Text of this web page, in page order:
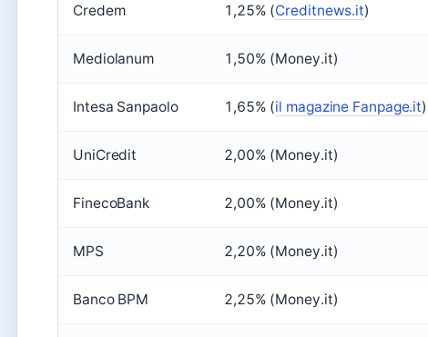
Credem 1,25% (Creditnews.it)
Mediolanum 1,50% (Money.it)
Intesa Sanpaolo 1,65% (il magazine Fanpage.it)
UniCredit 2,00% (Money.it)
FinecoBank 2,00% (Money.it)
MPS 2,20% (Money.it)
Banco BPM 2,25% (Money.it)